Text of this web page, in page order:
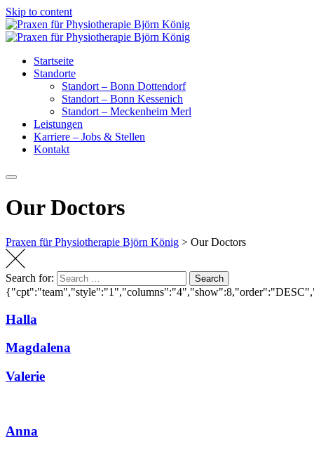
Skip to content
Startseite
Standorte
Standort – Bonn Dottendorf
Standort – Bonn Kessenich
Standort – Meckenheim Merl
Leistungen
Karriere – Jobs & Stellen
Kontakt
Our Doctors
Praxen für Physiotherapie Björn König > Our Doctors
Search for: Search
Halla
Magdalena
Valerie
Anna